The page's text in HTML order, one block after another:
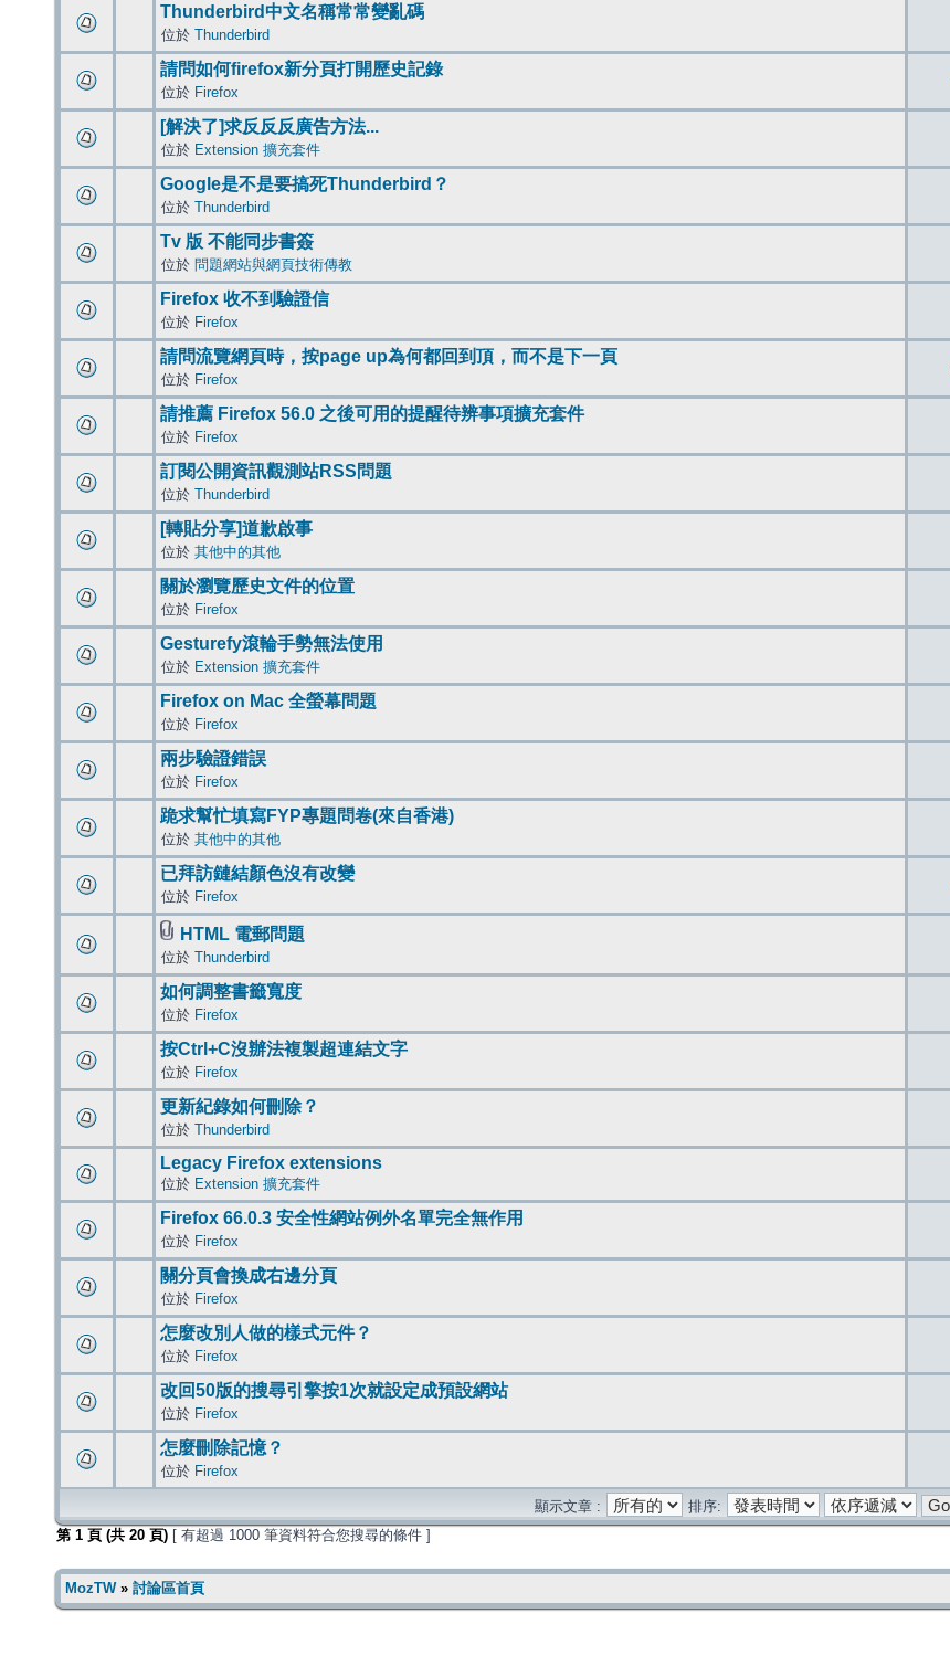
Thunderbird中文名稱常常變亂碼
位於 Thunderbird
請問如何firefox新分頁打開歷史記錄
位於 Firefox
[解決了]求反反反廣告方法...
位於 Extension 擴充套件
Google是不是要搞死Thunderbird？
位於 Thunderbird
Tv 版 不能同步書簽
位於 問題網站與網頁技術傳教
Firefox 收不到驗證信
位於 Firefox
請問流覽網頁時，按page up為何都回到頂，而不是下一頁
位於 Firefox
請推薦 Firefox 56.0 之後可用的提醒待辨事項擴充套件
位於 Firefox
訂閱公開資訊觀測站RSS問題
位於 Thunderbird
[轉貼分享]道歉啟事
位於 其他中的其他
關於瀏覽歷史文件的位置
位於 Firefox
Gesturefy滾輪手勢無法使用
位於 Extension 擴充套件
Firefox on Mac 全螢幕問題
位於 Firefox
兩步驗證錯誤
位於 Firefox
跪求幫忙填寫FYP專題問卷(來自香港)
位於 其他中的其他
已拜訪鏈結顏色沒有改變
位於 Firefox
HTML 電郵問題
位於 Thunderbird
如何調整書籤寬度
位於 Firefox
按Ctrl+C沒辦法複製超連結文字
位於 Firefox
更新紀錄如何刪除？
位於 Thunderbird
Legacy Firefox extensions
位於 Extension 擴充套件
Firefox 66.0.3 安全性網站例外名單完全無作用
位於 Firefox
關分頁會換成右邊分頁
位於 Firefox
怎麼改別人做的樣式元件？
位於 Firefox
改回50版的搜尋引擎按1次就設定成預設網站
位於 Firefox
怎麼刪除記憶？
位於 Firefox
顯示文章 :
排序:
第 1 頁 (共 20 頁) [ 有超過 1000 筆資料符合您搜尋的條件 ]
MozTW» 討論區首頁